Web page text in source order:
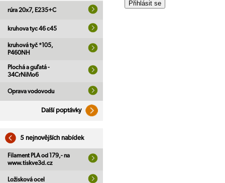
rúra 20x7, E235+C
kruhova tyc 46 c45
kruhová tyč *105,
P460NH
Plochá a guľatá -
34CrNiMo6
Oprava vodovodu
Další poptávky
5 nejnovějších nabídek
Filament PLA od 179,- na
www.tiskve3d.cz
Ložisková ocel